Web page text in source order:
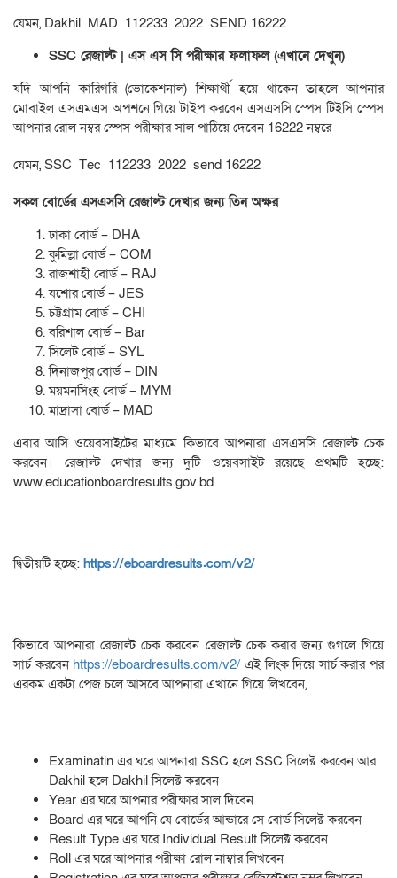
যেমন, Dakhil MAD 112233 2022 SEND 16222
SSC রেজাল্ট | এস এস সি পরীক্ষার ফলাফল (এখানে দেখুন)
যদি আপনি কারিগরি (ভোকেশনাল) শিক্ষার্থী হয়ে থাকেন তাহলে আপনার
মোবাইল এসএমএস অপশনে গিয়ে টাইপ করবেন এসএসসি স্পেস টিইসি স্পেস
আপনার রোল নম্বর স্পেস পরীক্ষার সাল পাঠিয়ে দেবেন 16222 নম্বরে
যেমন, SSC Tec 112233 2022 send 16222
সকল বোর্ডের এসএসসি রেজাল্ট দেখার জন্য তিন অক্ষর
ঢাকা বোর্ড – DHA
কুমিল্লা বোর্ড – COM
রাজশাহী বোর্ড – RAJ
যশোর বোর্ড – JES
চট্টগ্রাম বোর্ড – CHI
বরিশাল বোর্ড – Bar
সিলেট বোর্ড – SYL
দিনাজপুর বোর্ড – DIN
ময়মনসিংহ বোর্ড – MYM
মাদ্রাসা বোর্ড – MAD
এবার আসি ওয়েবসাইটের মাধ্যমে কিভাবে আপনারা এসএসসি রেজাল্ট চেক
করবেন। রেজাল্ট দেখার জন্য দুটি ওয়েবসাইট রয়েছে প্রথমটি হচ্ছে:
www.educationboardresults.gov.bd
দ্বিতীয়টি হচ্ছে: https://eboardresults.com/v2/
কিভাবে আপনারা রেজাল্ট চেক করবেন রেজাল্ট চেক করার জন্য গুগলে গিয়ে
সার্চ করবেন https://eboardresults.com/v2/ এই লিংক দিয়ে সার্চ করার পর
এরকম একটা পেজ চলে আসবে আপনারা এখানে গিয়ে লিখবেন,
Examinatin এর ঘরে আপনারা SSC হলে SSC সিলেক্ট করবেন আর
Dakhil হলে Dakhil সিলেক্ট করবেন
Year এর ঘরে আপনার পরীক্ষার সাল দিবেন
Board এর ঘরে আপনি যে বোর্ডের আন্ডারে সে বোর্ড সিলেক্ট করবেন
Result Type এর ঘরে Individual Result সিলেক্ট করবেন
Roll এর ঘরে আপনার পরীক্ষা রোল নাম্বার লিখবেন